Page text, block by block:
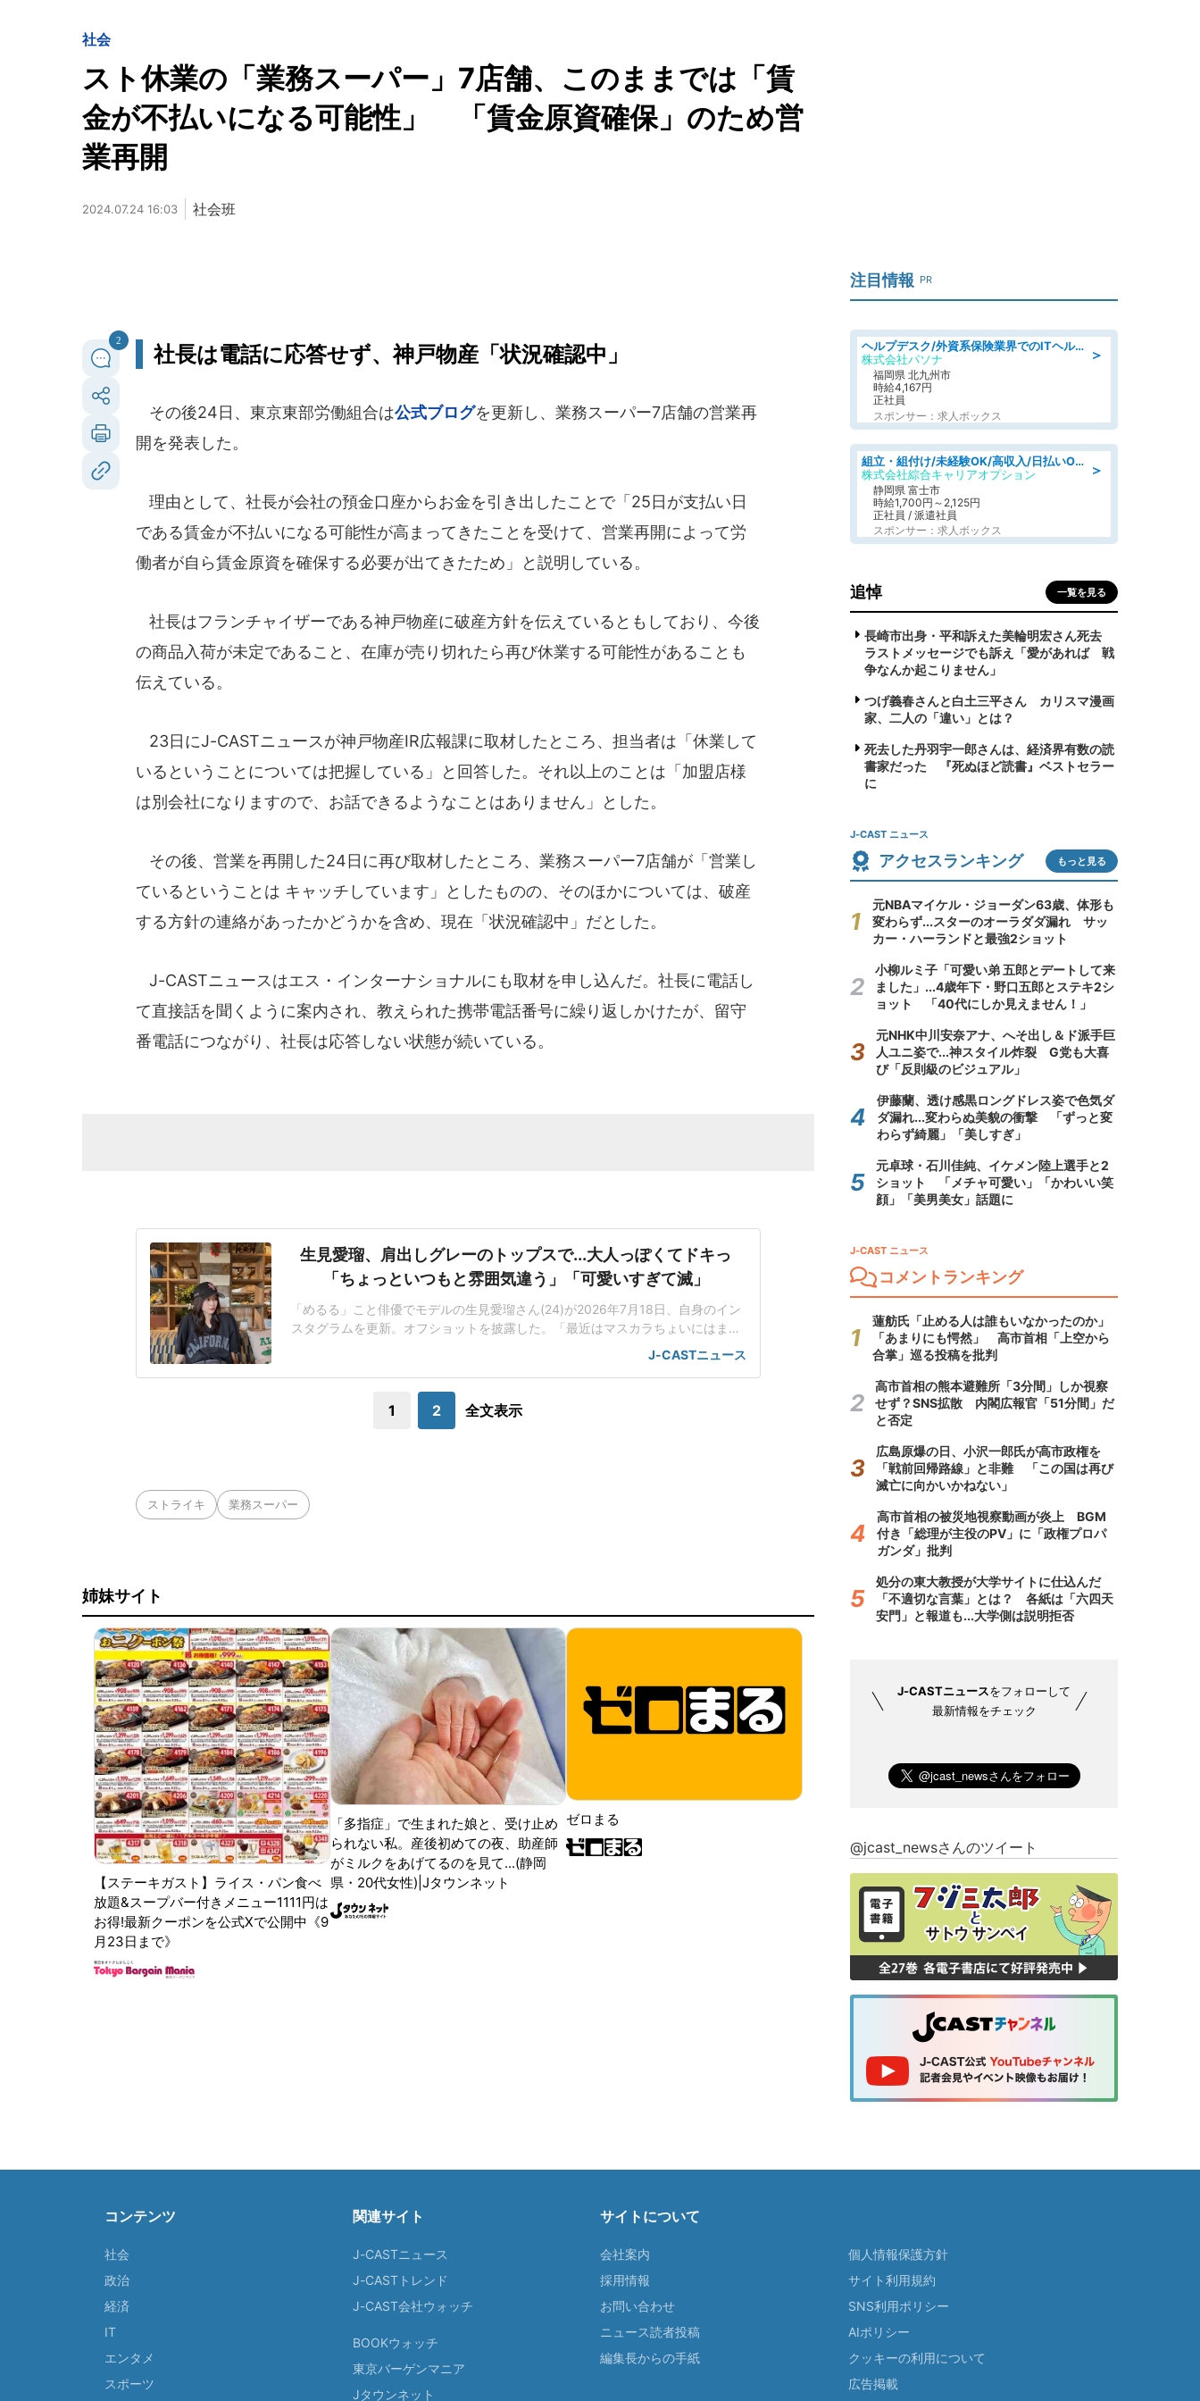
社会
スト休業の「業務スーパー」7店舗、このままでは「賃
金が不払いになる可能性」 「賃金原資確保」のため営
業再開
2024.07.24 16:03 社会班
2
社長は電話に応答せず、神戸物産「状況確認中」
その後24日、東京東部労働組合は公式ブログを更新し、業務スーパー7店舗の営業再
開を発表した。
理由として、社長が会社の預金口座からお金を引き出したことで「25日が支払い日
である賃金が不払いになる可能性が高まってきたことを受けて、営業再開によって労
働者が自ら賃金原資を確保する必要が出てきたため」と説明している。
社長はフランチャイザーである神戸物産に破産方針を伝えているともしており、今後
の商品入荷が未定であること、在庫が売り切れたら再び休業する可能性があることも
伝えている。
23日にJ-CASTニュースが神戸物産IR広報課に取材したところ、担当者は「休業して
いるということについては把握している」と回答した。それ以上のことは「加盟店様
は別会社になりますので、お話できるようなことはありません」とした。
その後、営業を再開した24日に再び取材したところ、業務スーパー7店舗が「営業し
ているということは キャッチしています」としたものの、そのほかについては、破産
する方針の連絡があったかどうかを含め、現在「状況確認中」だとした。
J-CASTニュースはエス・インターナショナルにも取材を申し込んだ。社長に電話し
て直接話を聞くように案内され、教えられた携帯電話番号に繰り返しかけたが、留守
番電話につながり、社長は応答しない状態が続いている。
生見愛瑠、肩出しグレーのトップスで...大人っぽくてドキっ
「ちょっといつもと雰囲気違う」「可愛いすぎて滅」
「めるる」こと俳優でモデルの生見愛瑠さん(24)が2026年7月18日、自身のイン
スタグラムを更新。オフショットを披露した。「最近はマスカラちょいにはまっ
てます」生見さんは、「まつぱしてくるくるなので 最近はマスカラちょいにはま
ってます」といい、メイクアップした姿の写真と動画を投稿した。インスタグラ
メラを見つめて微笑むショット
J-CASTニュース
1 2 全文表示
ストライキ 業務スーパー
姉妹サイト
【ステーキガスト】ライス・パン食べ
放題&スープバー付きメニュー1111円は
お得!最新クーポンを公式Xで公開中《9
月23日まで》
「多指症」で生まれた娘と、受け止め
られない私。産後初めての夜、助産師
がミルクをあげてるのを見て...(静岡
県・20代女性)|Jタウンネット
ゼロまる
注目情報 PR
＞
ヘルプデスク/外資系保険業界でのITヘルプデスク業務/駅近/即日勤務可/ヘルプデスク
株式会社パソナ
福岡県 北九州市
時給4,167円
正社員
スポンサー：求人ボックス
＞
組立・組付け/未経験OK/高収入/日払いOK/交替制/20・30・40代活躍中
株式会社綜合キャリアオプション
静岡県 富士市
時給1,700円～2,125円
正社員 / 派遣社員
スポンサー：求人ボックス
追悼 一覧を見る
長崎市出身・平和訴えた美輪明宏さん死去
ラストメッセージでも訴え「愛があれば 戦
争なんか起こりません」
つげ義春さんと白土三平さん カリスマ漫画
家、二人の「違い」とは？
死去した丹羽宇一郎さんは、経済界有数の読
書家だった 『死ぬほど読書』ベストセラー
に
J-CAST ニュース
アクセスランキング もっと見る
元NBAマイケル・ジョーダン63歳、体形も
変わらず...スターのオーラダダ漏れ サッ
カー・ハーランドと最強2ショット
小柳ルミ子「可愛い弟 五郎とデートして来
ました」...4歳年下・野口五郎とステキ2シ
ョット 「40代にしか見えません！」
元NHK中川安奈アナ、へそ出し＆ド派手巨
人ユニ姿で...神スタイル炸裂 G党も大喜
び「反則級のビジュアル」
伊藤蘭、透け感黒ロングドレス姿で色気ダ
ダ漏れ...変わらぬ美貌の衝撃 「ずっと変
わらず綺麗」「美しすぎ」
元卓球・石川佳純、イケメン陸上選手と2
ショット 「メチャ可愛い」「かわいい笑
顔」「美男美女」話題に
J-CAST ニュース
コメントランキング
蓮舫氏「止める人は誰もいなかったのか」
「あまりにも愕然」 高市首相「上空から
合掌」巡る投稿を批判
高市首相の熊本避難所「3分間」しか視察
せず？SNS拡散 内閣広報官「51分間」だ
と否定
広島原爆の日、小沢一郎氏が高市政権を
「戦前回帰路線」と非難 「この国は再び
滅亡に向かいかねない」
高市首相の被災地視察動画が炎上 BGM
付き「総理が主役のPV」に「政権プロパ
ガンダ」批判
処分の東大教授が大学サイトに仕込んだ
「不適切な言葉」とは？ 各紙は「六四天
安門」と報道も...大学側は説明拒否
J-CASTニュースをフォローして
最新情報をチェック
@jcast_newsさんのツイート
コンテンツ
社会
政治
経済
IT
エンタメ
スポーツ
関連サイト
J-CASTニュース
J-CASTトレンド
J-CAST会社ウォッチ
BOOKウォッチ
東京バーゲンマニア
Jタウンネット
サイトについて
会社案内
採用情報
お問い合わせ
ニュース読者投稿
編集長からの手紙
個人情報保護方針
サイト利用規約
SNS利用ポリシー
AIポリシー
クッキーの利用について
広告掲載